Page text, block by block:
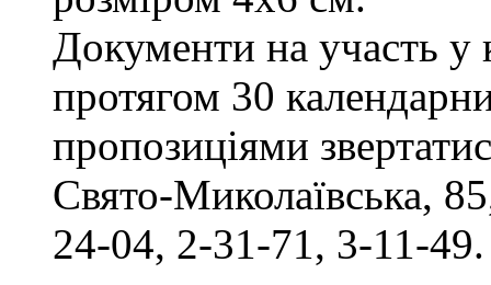
Документи на участь у
протягом 30
пропозиціями
Свято-Миколаївська,
24-04, 2-31-71, 3-11-49.